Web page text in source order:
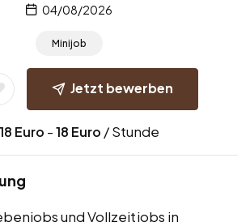
04/08/2026
Minijob
Jetzt bewerben
18 Euro -18 Euro / Stunde
und Vollzeitjobs in